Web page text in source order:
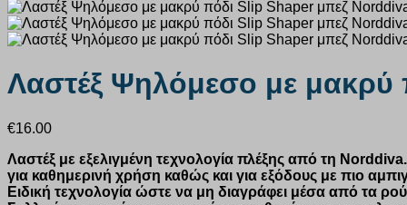
Λαστέξ Ψηλόμεσo με μακρύ
€16.00
Λαστέξ με εξελιγμένη τεχνολογία πλέξης από τη Norddiva
για καθημερινή χρήση καθώς και για εξόδους με πιο
Ειδική τεχνολογία ώστε να μη διαγράφει μέσα από τα